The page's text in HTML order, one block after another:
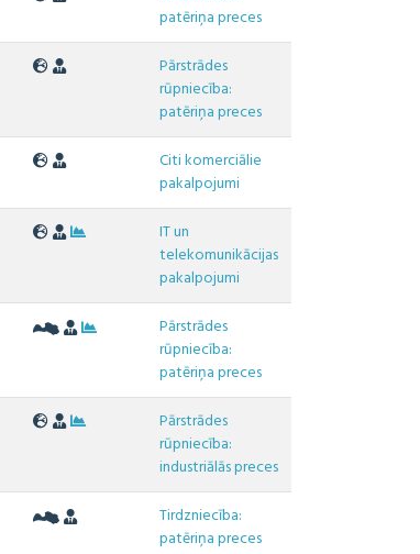
patēriņa preces
Pārstrādes
rūpniecība:
patēriņa preces
Citi komerciālie
pakalpojumi
IT un
telekomunikācijas
pakalpojumi
Pārstrādes
rūpniecība:
patēriņa preces
Pārstrādes
rūpniecība:
industriālās preces
Tirdzniecība:
patēriņa preces